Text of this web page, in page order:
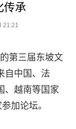
传承
21:21
第三届东坡文
自中国、法
、越南等国家
加论坛。